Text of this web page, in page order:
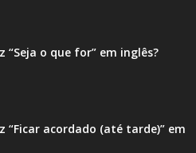
“Seja o que for” em inglês?
“Ficar acordado (até tarde)” em